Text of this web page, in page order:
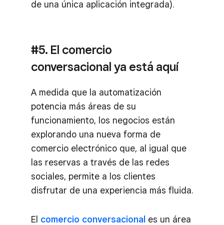
de una única aplicación integrada).
#5. El comercio
conversacional ya está aquí
A medida que la automatización
potencia más áreas de su
funcionamiento, los negocios están
explorando una nueva forma de
comercio electrónico que, al igual que
las reservas a través de las redes
sociales, permite a los clientes
disfrutar de una experiencia más fluida.
El comercio conversacional es un área